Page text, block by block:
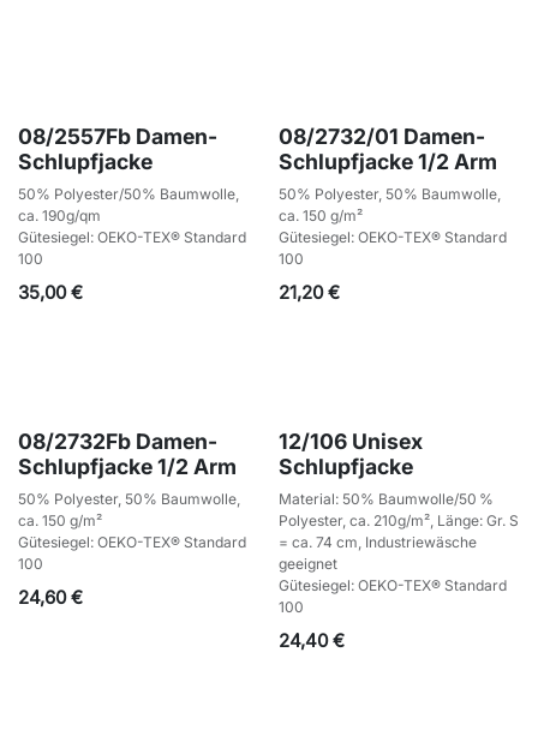
08/2557Fb Damen-
Schlupfjacke
50% Polyester/50% Baumwolle,
ca. 190g/qm
Gütesiegel: OEKO-TEX® Standard
100
35,00€
08/2732/01 Damen-
Schlupfjacke 1/2 Arm
50% Polyester, 50% Baumwolle,
ca. 150 g/m²
Gütesiegel: OEKO-TEX® Standard
100
21,20€
08/2732Fb Damen-
Schlupfjacke 1/2 Arm
50% Polyester, 50% Baumwolle,
ca. 150 g/m²
Gütesiegel: OEKO-TEX® Standard
100
24,60€
12/106 Unisex
Schlupfjacke
Material: 50% Baumwolle/50 %
Polyester, ca. 210g/m², Länge: Gr. S
= ca. 74 cm, Industriewäsche
geeignet
Gütesiegel: OEKO-TEX® Standard
100
24,40€